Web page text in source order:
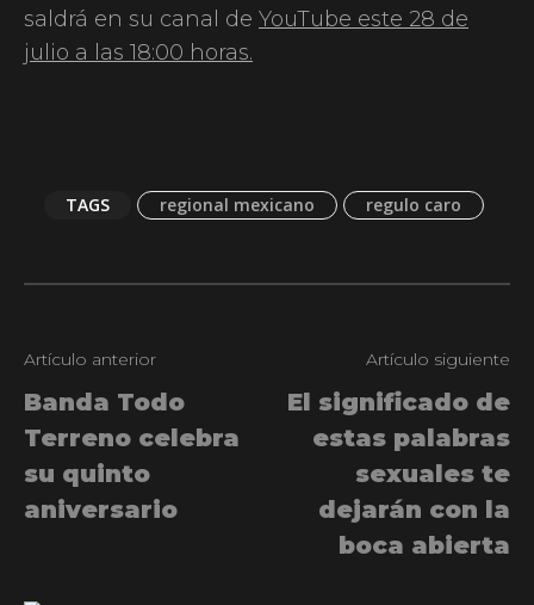
saldrá en su canal de YouTube este 28 de
julio a las 18:00 horas.
TAGS regional mexicano regulo caro
Artículo anterior
Banda Todo
Terreno celebra
su quinto
aniversario
Artículo siguiente
El significado de
estas palabras
sexuales te
dejarán con la
boca abierta